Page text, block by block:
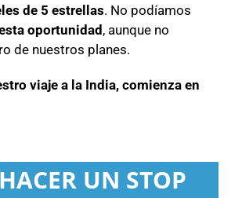
de 5 estrellas. No podíamos
oportunidad , aunque no
de nuestros planes.
viaje a la India, comienza en
UN STOP